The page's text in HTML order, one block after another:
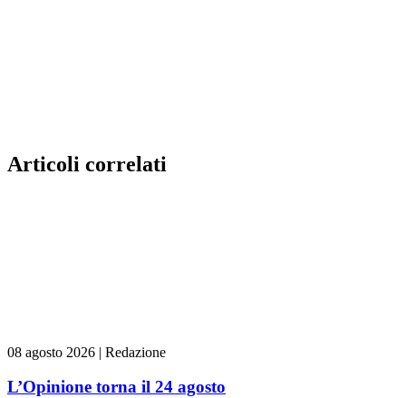
Articoli correlati
08 agosto 2026 | Redazione
L’Opinione torna il 24 agosto